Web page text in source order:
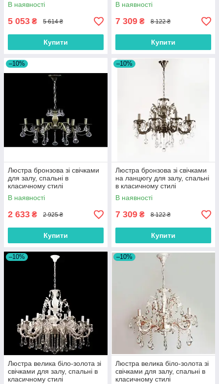
В наявності
5 053 ₴ 5 614 ₴
Купити
В наявності
7 309 ₴ 8 122 ₴
Купити
–10%
Люстра бронзова зі свічками
для залу, спальні в
класичному стилі
В наявності
2 633 ₴ 2 925 ₴
Купити
–10%
Люстра бронзова зі свічками
на ланцюгу для залу, спальні
в класичному стилі
В наявності
7 309 ₴ 8 122 ₴
Купити
–10%
Люстра велика біло-золота зі
свічками для залу, спальні в
класичному стилі
–10%
Люстра велика біло-золота зі
свічками для залу, спальні в
класичному стилі